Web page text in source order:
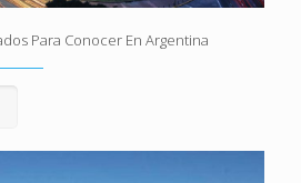
Para Conocer En Argentina